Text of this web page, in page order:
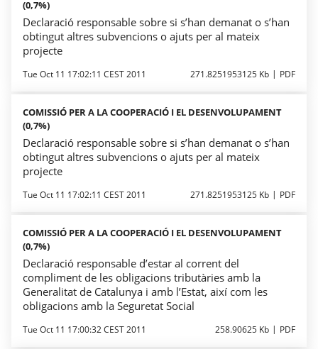
(0,7%)
Declaració responsable sobre si s’han demanat o s’han
obtingut altres subvencions o ajuts per al mateix
projecte
Tue Oct 11 17:02:11 CEST 2011 271.8251953125 Kb PDF
COMISSIÓ PER A LA COOPERACIÓ I EL DESENVOLUPAMENT
(0,7%)
Declaració responsable sobre si s’han demanat o s’han
obtingut altres subvencions o ajuts per al mateix
projecte
Tue Oct 11 17:02:11 CEST 2011 271.8251953125 Kb PDF
COMISSIÓ PER A LA COOPERACIÓ I EL DESENVOLUPAMENT
(0,7%)
Declaració responsable d’estar al corrent del
compliment de les obligacions tributàries amb la
Generalitat de Catalunya i amb l’Estat, així com les
obligacions amb la Seguretat Social
Tue Oct 11 17:00:32 CEST 2011 258.90625 Kb PDF